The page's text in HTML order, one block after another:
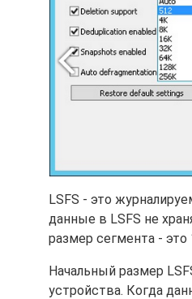
LSFS - это
данные в LSFS не
размер сегмента -
Начальный размер
устройства. Когда